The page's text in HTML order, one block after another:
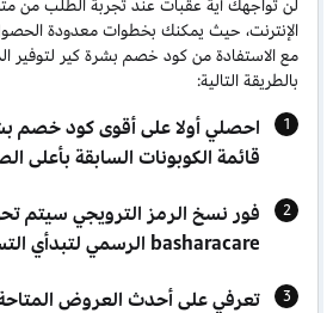
الإنترنت، حيث يمكنك بخطوات معدودة
مع الاستفادة من كود خصم بشرة كير لتوفير
بالطريقة التالية:
احصلي أولا على أقوى كود خصم
قائمة الكوبونات السابقة بأعلى
فور نسخ الرمز الترويجي سيتم
basharacare الرسمي لتبدأي التسوق.
تعرفي على أحدث العروض